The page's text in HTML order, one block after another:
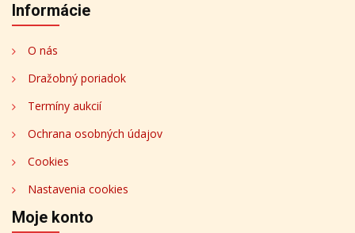
Informácie
O nás
Dražobný poriadok
Termíny aukcií
Ochrana osobných údajov
Cookies
Nastavenia cookies
Moje konto